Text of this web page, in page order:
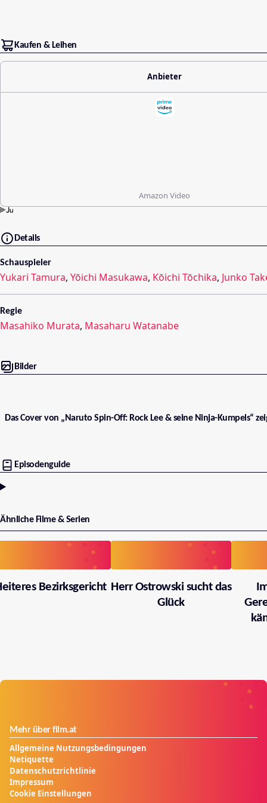
Kaufen & Leihen
Anbieter
Amazon Video
Details
Schauspieler
Yukari Tamura, Yōichi Masukawa, Kōichi Tōchika, Junko
Regie
Masahiko Murata, Masaharu Watanabe
Bilder
Das Cover von „Naruto Spin-Off: Rock Lee & seine Ninja-Kumpels“
Episodenguide
Ähnliche Filme & Serien
Bezirksgericht Herr Ostrowski sucht das
Glück
Mehr über film.at
Allgemeine Nutzungsbedingungen
Netiquette
Datenschutzrichtlinie
Impressum
Cookie Einstellungen